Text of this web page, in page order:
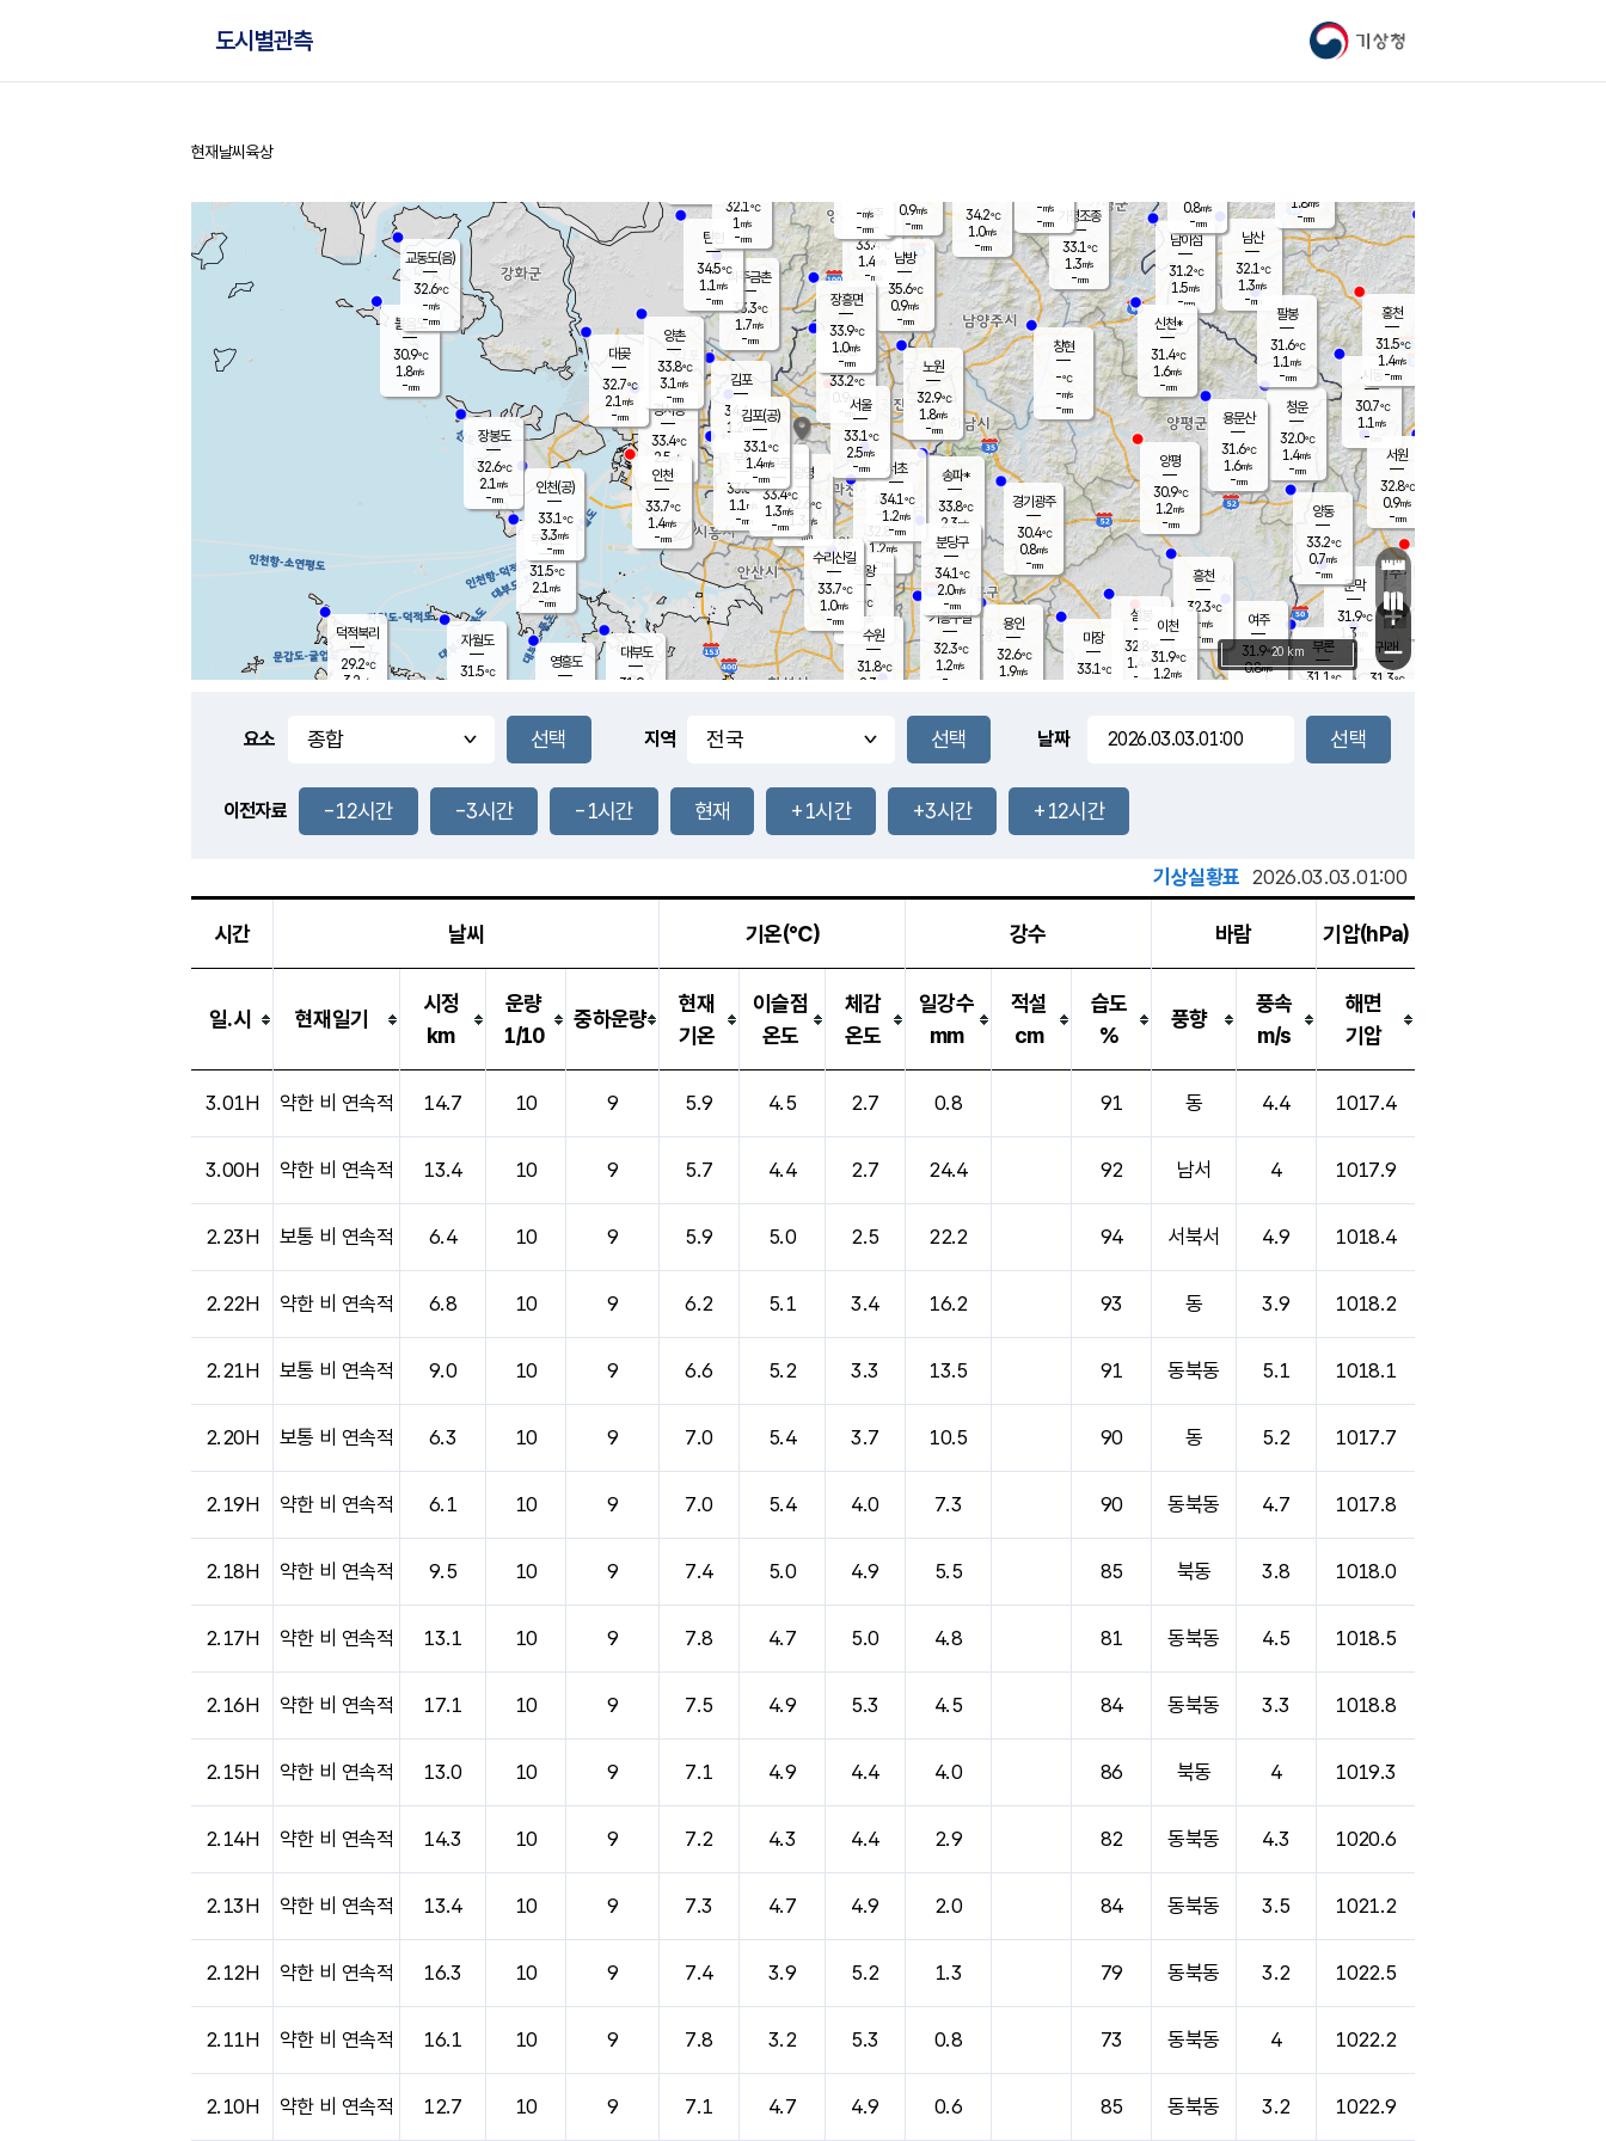
기상청
도시별관측
홈
현재날씨 육상
풍도
1.3m/s
문막
31.9℃
1.3m/s
mm
남이섬
31.2℃
1.5m/s
-mm
무의도
31.5℃
2.1 m/s
-mm
영흥도
볼음도
30.9℃
1.8m/s
-mm
자월도
31.5℃
양주
33.4℃
1.4
-mm
부론
31.1 ℃
과천
32.8℃
1.2m/s
- mm
남산
32.1℃
1.3m/s
-mm
장봉도
32.6℃
2.1 m/s
-mm
-mm
청운
32.0℃
1.4m/s
-mm
팔봉
31.6℃
1.1 m/s
-mm
-mm
용인
32.6℃
1.9m/s
여주
31.9℃
0.8m/s
양동
33.2℃
0.7m/s
-mm
경기광주
30.4℃
0.8m/s
-mm
장호원
0.8m/s
-mm
31.8
℃
대부도
31.9
-
경서동
33.4℃
2.5 m/s
-mm
파주금촌
33.3℃
1.7m/s
-mm
가평조종
33.1℃
1.3m/s
-mm
34.2℃
1.0m/s
-mm
대곶
32.7℃
2.1 m/s
-mm
신천*
31.4℃
1.6m/s
-mm
창현
-℃
-m/s
-mm
탄현
34.5℃
1.1 m/s
-mm
-m/s
-mm
32.8℃
2.3m/s
-mm
흥천
32.3℃
-m/s
-mm
마장
33.1℃
의왕
- ℃
m/s
mm
김포
34.4℃
1.2 m/s
mm
설봉
32.8
1.4 m/s
- mm
광명
32.6 ℃
1.3 m/s
-mm
부천
33.0℃
1.1 m/s
-mm
-mm
양촌
33.8℃
3.1 m/s
-mm
구로
33.4℃
1.3m/s
-mm
은평
33.2℃
0.9 m/s
- mm
노원
32.9℃
1.8m/s
-mm
송파*
33.8℃
2.3m/s
-mm
서초
34.1℃
1.2m/s
-mm
남방
35.6℃
0.9m/s
-mm
기흥구갈
32.3℃
1.2m/s
-
수리산길
33.7℃
1.0m/s
-mm
분당구
34.1℃
2.0m/s
-mm
장흥면
33.9℃
1.0m/s
-mm
-m/s
-mm
시동
30.7℃
1.1 m/s
- mm
귀래
31.3℃
서원
32.8℃
0.9m/s
-mm
용문산
31.6℃
1.6m/s
-mm
덕적북리
29.2℃
3.2 m/s
인천(공)
33.1℃
3.3m/s
-mm
김포(공)
33.1℃
1.4m/s
-mm
교동도(음)
32.6℃
-m/s
-mm
홍천
31.5℃
1.4m/s
-mm
이천
31.9℃
1.2m/s
양평
30.9℃
1.2m/s
-mm
수원
31.8℃
2.3 m/s
인천
33.7℃
1.4m/s
-mm
서울
33.1℃
2.5m/s
-mm
1.8m/s
-mm
32.1℃
1 m/s
-mm
0.9m/s
-mm
+
−
20 km
요소 지역 날짜
이전자료 -12시간 -3시간 -1시간 현재 +1시간 +3시간 +12시간
기상실황표 2026.03.03.01:00
시간 날씨 기온(℃) 강수 바람 기압(hPa)
일.시 현재일기
시정
km
운량
1/10
중하운량
현재
기온
이슬점
온도
체감
온도
일강수
mm
적설
cm
습도
%
풍향
풍속
m/s
해면
기압
3.01H 약한 비 연속적 14.7 10 9 5.9 4.5 2.7 0.8 91 동 4.4 1017.4
3.00H 약한 비 연속적 13.4 10 9 5.7 4.4 2.7 24.4 92 남서 4 1017.9
2.23H 보통 비 연속적 6.4 10 9 5.9 5.0 2.5 22.2 94 서북서 4.9 1018.4
2.22H 약한 비 연속적 6.8 10 9 6.2 5.1 3.4 16.2 93 동 3.9 1018.2
2.21H 보통 비 연속적 9.0 10 9 6.6 5.2 3.3 13.5 91 동북동 5.1 1018.1
2.20H 보통 비 연속적 6.3 10 9 7.0 5.4 3.7 10.5 90 동 5.2 1017.7
2.19H 약한 비 연속적 6.1 10 9 7.0 5.4 4.0 7.3 90 동북동 4.7 1017.8
2.18H 약한 비 연속적 9.5 10 9 7.4 5.0 4.9 5.5 85 북동 3.8 1018.0
2.17H 약한 비 연속적 13.1 10 9 7.8 4.7 5.0 4.8 81 동북동 4.5 1018.5
2.16H 약한 비 연속적 17.1 10 9 7.5 4.9 5.3 4.5 84 동북동 3.3 1018.8
2.15H 약한 비 연속적 13.0 10 9 7.1 4.9 4.4 4.0 86 북동 4 1019.3
2.14H 약한 비 연속적 14.3 10 9 7.2 4.3 4.4 2.9 82 동북동 4.3 1020.6
2.13H 약한 비 연속적 13.4 10 9 7.3 4.7 4.9 2.0 84 동북동 3.5 1021.2
2.12H 약한 비 연속적 16.3 10 9 7.4 3.9 5.2 1.3 79 동북동 3.2 1022.5
2.11H 약한 비 연속적 16.1 10 9 7.8 3.2 5.3 0.8 73 동북동 4 1022.2
2.10H 약한 비 연속적 12.7 10 9 7.1 4.7 4.9 0.6 85 동북동 3.2 1022.9